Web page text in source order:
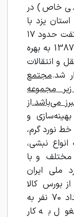
خاص) در
استان یزد با
هدف اشتغال‌زایی مناطق محروم تفت حدود ۱۷
سال پیش تاسیس شد و در سال 1387 به بهره
که در سال ۱۳۹۸ با نقل و انتقالات
شد.مجتمع
مجموعه
می‌باشد.از
و
نورد گرم،
نبشی،
مختلف و با
ملی ایران
بورس کالا
تامین می‌شود.در حال حاضر تعداد 70 نفر به
به کار